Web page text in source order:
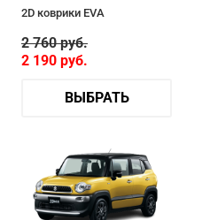
2D коврики EVA
2 760руб.
2 190 руб.
ВЫБРАТЬ